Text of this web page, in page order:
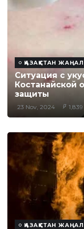
ҚАЗАҚСТАН
Ситуация с
Костанайской
защиты
23 Nov, 2024
ҚАЗАҚСТАН